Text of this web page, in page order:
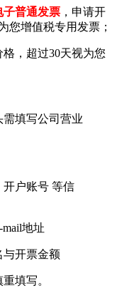
子普通发票 ，申请开
您增值税专用发票；
，超过30天视为您
填写公司营业
户账号 等信
地址
与开票金额
填写。